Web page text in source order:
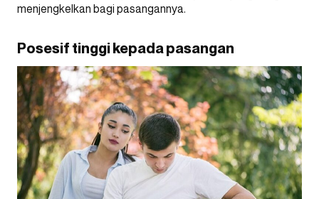
menjengkelkan bagi pasangannya.
Posesif tinggi kepada pasangan